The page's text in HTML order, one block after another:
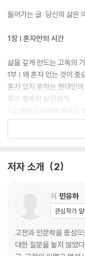
들어가는 글: 당신의 삶은
1장 | 혼자만의 시간
삶을 깊게 만드는 고독의
1부 | 왜 혼자 있는 것이 중
혼자 있지 못하는 현대인
독과 행복의 상관관계
* 쇼펜하우어에게 배우는
2부 | 혼자일 때 비로소 보
고독을 두려워하는 이유 /
* 쇼펜하우어에게 배우는
외로움은 고통이지만 고
외로움을 긍정적으로 바
* 쇼펜하우어에게 배우는
4부 | 고독과 연결의 균
고독 속에서도 타인과 연
저자 소개 2
저 민유하
관심작가
고전과 인문학을 중심
대한 질문을 놓지 않았